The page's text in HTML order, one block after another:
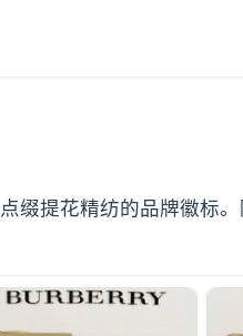
缀提花精纺的品牌徽标